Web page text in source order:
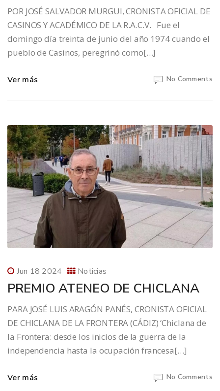
POR JOSÉ SALVADOR MURGUI, CRONISTA OFICIAL DE
CASINOS Y ACADÉMICO DE LA R.A.C.V. Fue el
domingo día treinta de junio del año 1974 cuando el
pueblo de Casinos, peregrinó como[…]
Ver más No Comments
Jun 18 2024 Noticias
PREMIO ATENEO DE CHICLANA
PARA JOSÉ LUIS ARAGÓN PANÉS, CRONISTA OFICIAL
DE CHICLANA DE LA FRONTERA (CÁDIZ) ‘Chiclana de
la Frontera: desde los inicios de la guerra de la
independencia hasta la ocupación francesa[…]
Ver más No Comments